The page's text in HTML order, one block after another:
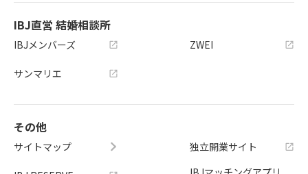
IBJ直営 結婚相談所
IBJメンバーズ
サンマリエ
ZWEI
その他
サイトマップ
独立開業サイト